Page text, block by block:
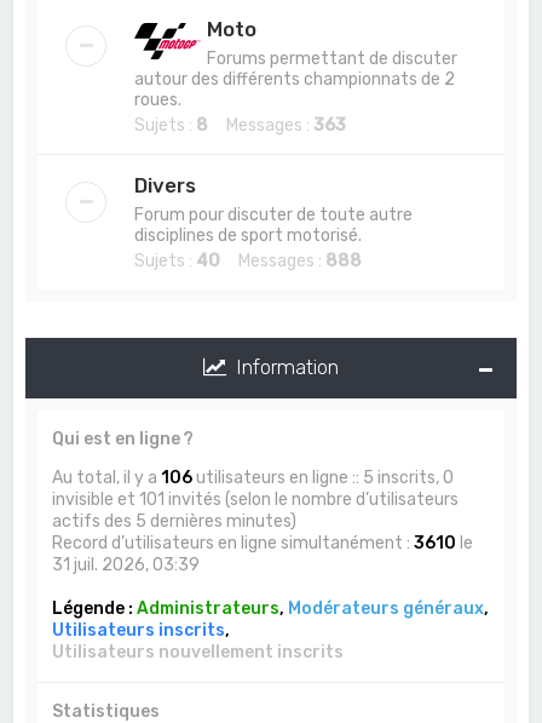
Moto
Forums permettant de discuter
autour des différents championnats de 2
roues.
Sujets : 8 Messages : 363
Divers
Forum pour discuter de toute autre
disciplines de sport motorisé.
Sujets : 40 Messages : 888
Information
Qui est en ligne ?
Au total, il y a106utilisateurs en ligne :: 5 inscrits, 0
invisible et 101 invités (selon le nombre d’utilisateurs
actifs des 5 dernières minutes)
Record d’utilisateurs en ligne simultanément :3610 le
31 juil. 2026, 03:39
Légende :Administrateurs, Modérateurs généraux,
Utilisateurs inscrits,
Utilisateurs nouvellement inscrits
Statistiques